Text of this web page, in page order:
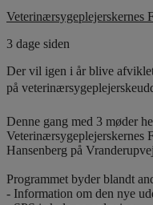
Veterinærsygeplejerskernes
3 dage siden
Der vil igen i år blive
på
Denne gang med 3 møder
Veterinærsygeplejerskernes
Hansenberg på
Programmet byder blandt
- Information om den nye